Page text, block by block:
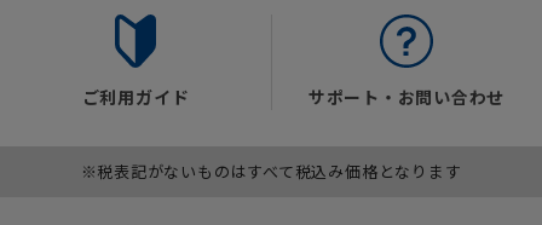
ご利用ガイド サポート・お問い合わせ
※税表記がないものはすべて税込み価格となります